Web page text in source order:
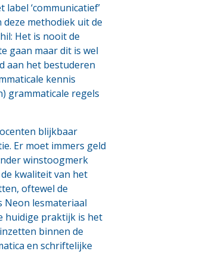
‘communicatief’
methodiek uit de
Het is nooit de
gaan maar dit is wel
aan het bestuderen
kennis
grammaticale regels
blijkbaar
Er moet immers geld
winstoogmerk
kwaliteit van het
oftewel de
Neon lesmateriaal
huidige praktijk is het
binnen de
en schriftelijke